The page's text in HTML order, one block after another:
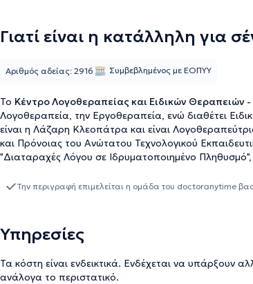
Γιατί είναι η κατάλληλη για
Το Κέντρο Λογοθεραπείας και Ειδικών Θεραπειών
Λογοθεραπεία, την Εργοθεραπεία, ενώ διαθέτει
είναι η Λάζαρη Κλεοπάτρα και είναι
και Πρόνοιας του Ανώτατου Τεχνολογικού
"Διαταραχές Λόγου σε Ιδρυματοποιημένο
Καποδιστριακό Πανεπιστήμιο Αθηνών,
αφασίας, δυσαρθρίας, απραξίας, δυσφαγίας και
στο διαδίκτυο, σε ενημερωτικά sites και portals,
Αριθμός αδείας: 2916 Συμβεβλημένος με ΕΟΠΥΥ
Την περιγραφή επιμελείται η ομάδα του doctoranytime
Υπηρεσίες
Τα κόστη είναι ενδεικτικά. Ενδέχεται να υπάρξουν
ανάλογα το περιστατικό.